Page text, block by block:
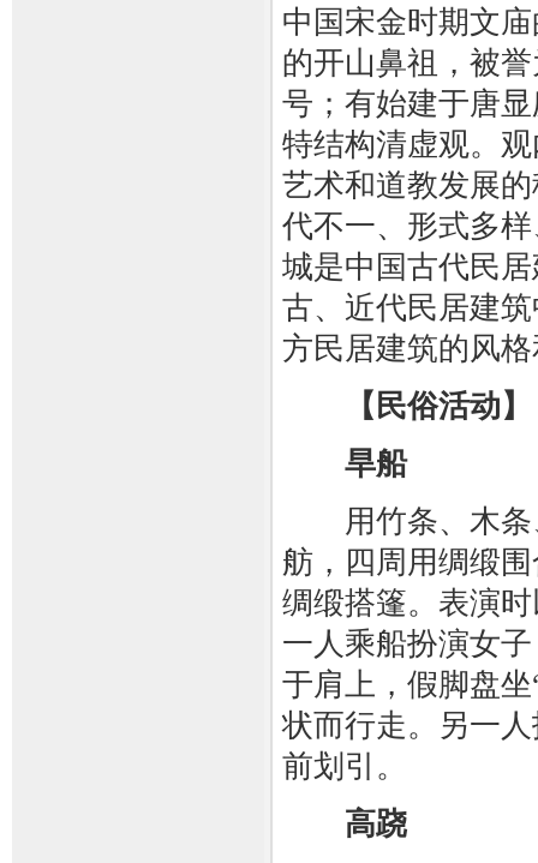
中国宋金时期文
的开山鼻祖，被
号；有始建于唐
特结构清虚观。
艺术和道教发展
代不一、形式多
城是中国古代民
古、近代民居建
方民居建筑的风
【民俗活动】
旱船
用竹条、木条
舫，四周用绸缎
绸缎搭篷。表演
一人乘船扮演女
于肩上，假脚盘
状而行走。另一
前划引。
高跷